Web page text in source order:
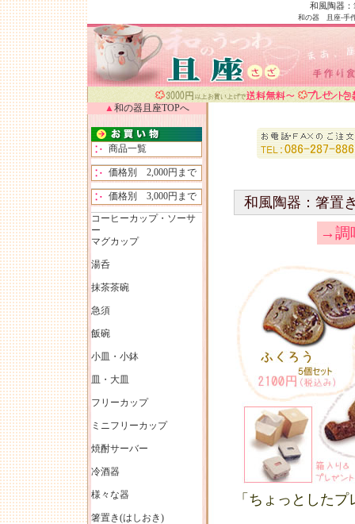
和風陶器
和の器 且座-手
和風陶器：箸置
→調
「ちょっとした
▲和の器且座TOPへ
商品一覧
価格別 2,000円まで
価格別 3,000円まで
コーヒーカップ・ソーサ
ー
マグカップ
湯呑
抹茶茶碗
急須
飯碗
小皿・小鉢
皿・大皿
フリーカップ
ミニフリーカップ
焼酎サーバー
冷酒器
様々な器
箸置き(はしおき)